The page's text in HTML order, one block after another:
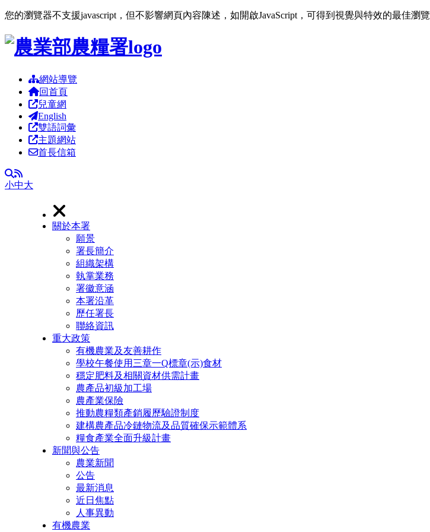
您的瀏覽器不支援javascript，但不影響網頁內容陳述，如開啟JavaScript，可得到視覺與特效的最佳瀏覽
跳到主要內容區塊
網站導覽
回首頁
兒童網
English
雙語詞彙
主題網站
首長信箱
全文檢索
RSS
小中大
關於本署
願景
署長簡介
組織架構
執掌業務
署徽意涵
本署沿革
歷任署長
聯絡資訊
重大政策
有機農業及友善耕作
學校午餐使用三章一Q標章(示)食材
穩定肥料及相關資材供需計畫
農產品初級加工場
農產業保險
推動農糧類產銷履歷驗證制度
建構農產品冷鏈物流及品質確保示範體系
糧食產業全面升級計畫
新聞與公告
農業新聞
公告
最新消息
近日焦點
人事異動
有機農業